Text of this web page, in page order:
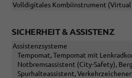
Volldigitales Kombiinstrument (Virtual
SICHERHEIT & ASSISTENZ
Assistenzsysteme
Tempomat, Tempomat mit
Notbremsassistent (City-Safety),
Spurhalteassistent,